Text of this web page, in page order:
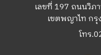
เลขที่ 197 ถนนวิภ
เขตพญาไท ก
โทร